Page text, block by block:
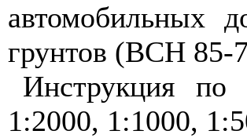
автомобильных
грунтов (ВСН 85-7
Инструкция по
1:2000, 1:1000, 1:5